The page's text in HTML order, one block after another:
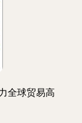
全球贸易高